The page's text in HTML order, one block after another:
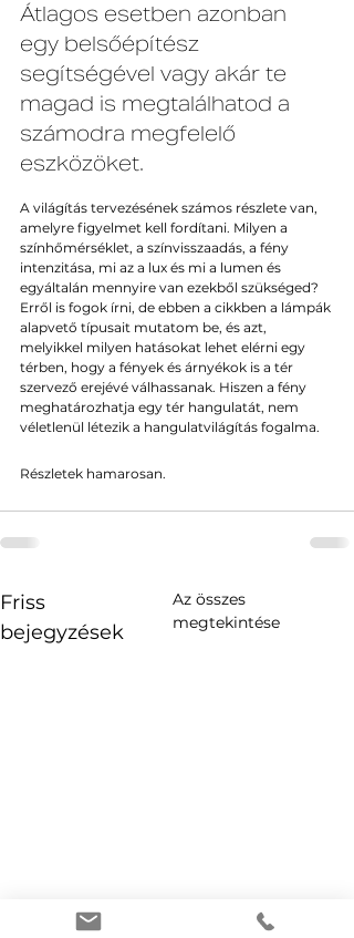
Átlagos esetben azonban
egy belsőépítész
segítségével vagy akár te
magad is megtalálhatod a
számodra megfelelő
eszközöket.
A világítás tervezésének számos részlete van,
amelyre figyelmet kell fordítani. Milyen a
színhőmérséklet, a színvisszaadás, a fény
intenzitása, mi az a lux és mi a lumen és
egyáltalán mennyire van ezekből szükséged?
Erről is fogok írni, de ebben a cikkben a lámpák
alapvető típusait mutatom be, és azt,
melyikkel milyen hatásokat lehet elérni egy
térben, hogy a fények és árnyékok is a tér
szervező erejévé válhassanak. Hiszen a fény
meghatározhatja egy tér hangulatát, nem
véletlenül létezik a hangulatvilágítás fogalma.
Részletek hamarosan.
Friss
bejegyzések
Az összes
megtekintése